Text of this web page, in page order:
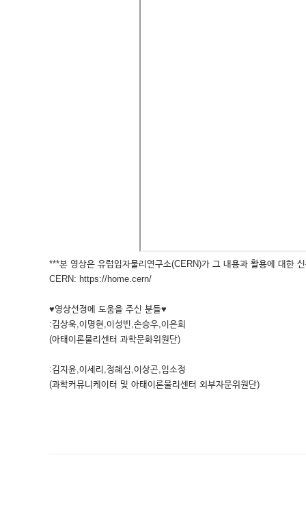
***본 영상은 유럽입자물리연구소(CERN)가 그 내용과 활용에 대한
CERN: https://home.cern/
♥영상선정에 도움을 주신 분들♥
:김상욱,이명현,이성빈,손승우,이은희
(아태이론물리센터 과학문화위원단)
:김지윤,이세리,정혜심,이상곤,임소정
(과학커뮤니케이터 및 아태이론물리센터 외부자문위원단)